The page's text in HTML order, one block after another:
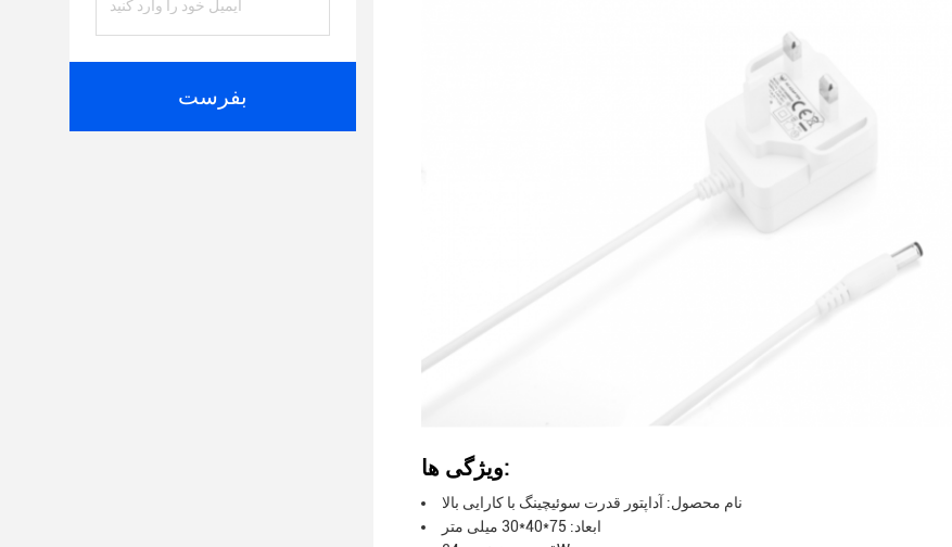
بفرست
ویژگی ها:
نام محصول: آداپتور قدرت سوئیچینگ با کارایی بالا
ابعاد: 75*40*30 میلی متر